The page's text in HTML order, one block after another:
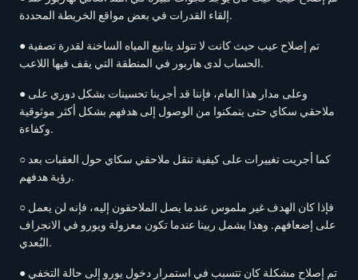
إلقاء القدرات في بعض مواقع الخريطة المحددة.
● تم إصلاح عيب حيث كانت لا تتولد ينابيع المياه الساخنة لقدرة تصفية
الحساب لدى هاربور في المنطقة التي يقف فيها اللاعب.
● وعلى مدار هذا العام، فإننا قد أجرينا تحسينات بشكل دوري على
ملاحقي سكاي حتى يتمكنوا من الوصول إلى هدفهم بشكل أكثر موثوقية
وكفاءة.
○ كما أجريت تغييرات على كيفية تنقل ملاحقي سكاي حول العقبات بعد
رؤية هدفهم.
○ فإذا كان الهدف غير ملموس عندما يصل الملاحقون إليه، فإنه لن يعمل
على إضعافهم. وهذا يشمل ريينا عندما تكون معزولة ويورو في الانجراف
البُعدي.
● تم إصلاح مشكلة كان تتسبب في استمرار دخول يورو إلى حالة التخفي